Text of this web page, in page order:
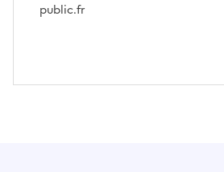
public.fr